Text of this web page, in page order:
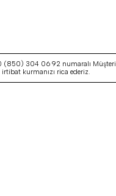
(850) 304 06 92 numaralı Müşteri
kurmanızı rica ederiz.